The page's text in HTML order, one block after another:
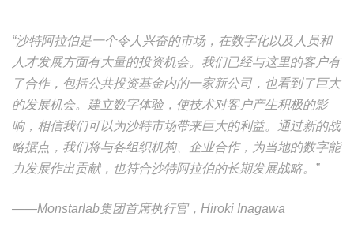
“沙特阿拉伯是一个令人兴奋的市场，在数字化以及人员和
人才发展方面有大量的投资机会。我们已经与这里的客户有
了合作，包括公共投资基金内的一家新公司，也看到了巨大
的发展机会。建立数字体验，使技术对客户产生积极的影
响，相信我们可以为沙特市场带来巨大的利益。通过新的战
略据点，我们将与各组织机构、企业合作，为当地的数字能
力发展作出贡献，也符合沙特阿拉伯的长期发展战略。”
——Monstarlab集团首席执行官，Hiroki Inagawa